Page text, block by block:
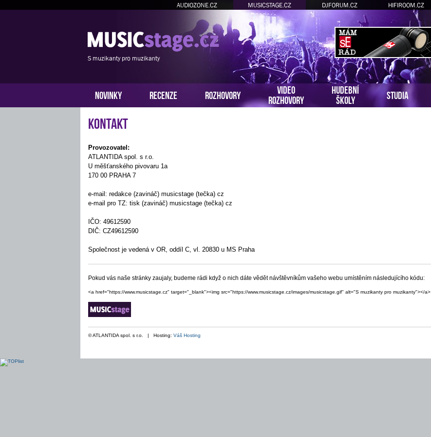
AUDIOZONE.CZ MUSICSTAGE.CZ DJFORUM.CZ HIFIROOM.CZ
S muzikanty pro muzikanty
NOVINKY RECENZE ROZHOVORY
VIDEO
ROZHOVORY
HUDEBNÍ
ŠKOLY
STUDIA
Kontakt
Provozovatel:
ATLANTIDA spol. s r.o.
U měšťanského pivovaru 1a
170 00 PRAHA 7
e-mail: redakce (zavináč) musicstage (tečka) cz
e-mail pro TZ: tisk (zavináč) musicstage (tečka) cz
IČO: 49612590
DIČ: CZ49612590
Společnost je vedená v OR, oddíl C, vl. 20830 u MS Praha
Pokud vás naše stránky zaujaly, budeme rádi když o nich dáte vědět návštěvníkům vašeho webu umístěním následujícího kódu:
<a href="https://www.musicstage.cz" target="_blank"><img src="https://www.musicstage.cz/images/musicstage.gif" alt="S muzikanty pro muzikanty"></a>
© ATLANTIDA spol. s r.o. | Hosting: Váš Hosting